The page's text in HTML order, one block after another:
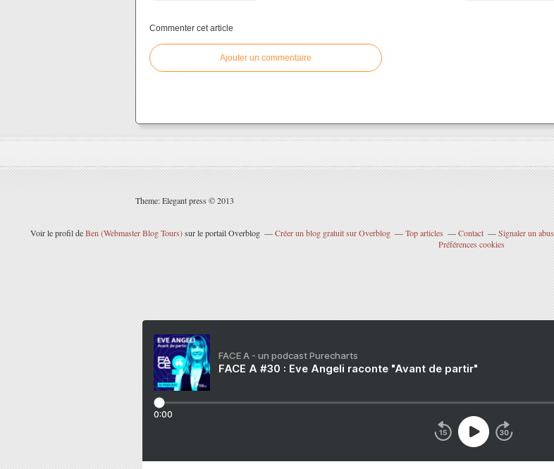
Commenter cet article
Ajouter un commentaire
Theme: Elegant press © 2013
Voir le profil deBen (Webmaster Blog Tours)sur le portail Overblog Créer un blog gratuit sur Overblog Top articles Contact Signaler un abus
Préférences cookies
FACE A - un podcast Purecharts
FACE A #30 : Eve Angeli raconte "Avant de partir"
0:00